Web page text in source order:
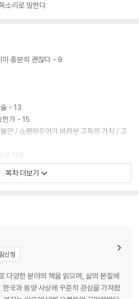
소리로 말한다.
미 충분히 괜찮다 - 9
- 13
한가 - 15
안 / 쇼펜하우어가 바라본 고독의 가치 / 고
의 자세
는 것들 - 23
자 있을 때 발견하는 진짜 나의 모습 / 자기 성
자세
힘이다 / 외로움을 극복하는 고독 활용법 /
방법 / 고독을 통해 얻는 정신적 자유
자세
기 - 46
수 있을까 / 내면의 중심을 지키며 타인과 연
목차 더보기
신청
다양한 분야의 책을 읽으며, 삶의 본질에
한국과 동양 사상에 꾸준히 관심을 가져왔